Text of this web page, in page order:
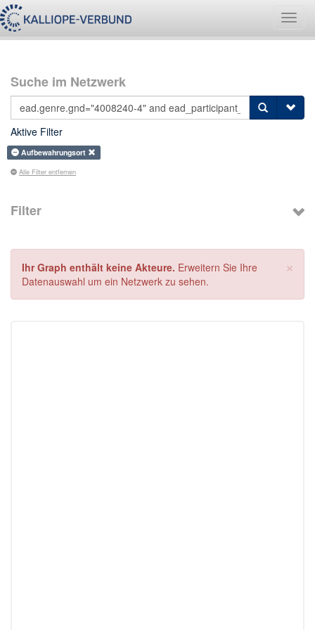
Suche im Netzwerk
Aktive Filter
Aufbewahrungsort
Alle Filter entfernen
Filter
×
Ihr Graph enthält keine Akteure. Erweitern Sie Ihre
Datenauswahl um ein Netzwerk zu sehen.